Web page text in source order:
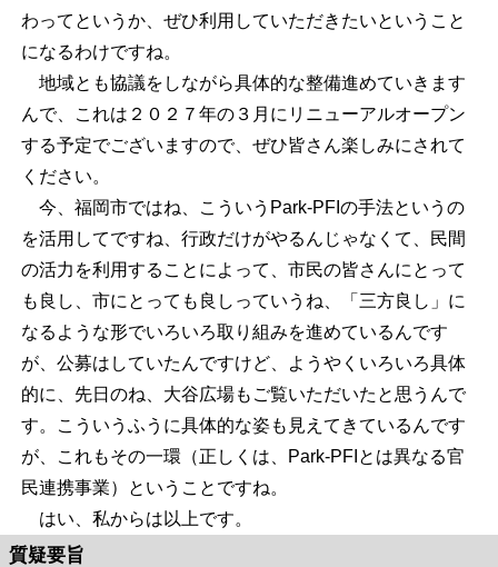
わってというか、ぜひ利用していただきたいということ
になるわけですね。
地域とも協議をしながら具体的な整備進めていきます
んで、これは２０２７年の３月にリニューアルオープン
する予定でございますので、ぜひ皆さん楽しみにされて
ください。
今、福岡市ではね、こういうPark-PFIの手法というの
を活用してですね、行政だけがやるんじゃなくて、民間
の活力を利用することによって、市民の皆さんにとって
も良し、市にとっても良しっていうね、「三方良し」に
なるような形でいろいろ取り組みを進めているんです
が、公募はしていたんですけど、ようやくいろいろ具体
的に、先日のね、大谷広場もご覧いただいたと思うんで
す。こういうふうに具体的な姿も見えてきているんです
が、これもその一環（正しくは、Park-PFIとは異なる官
民連携事業）ということですね。
はい、私からは以上です。
質疑要旨